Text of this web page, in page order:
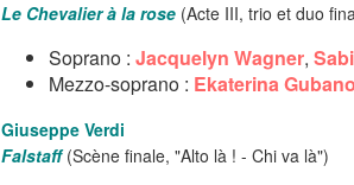
Le Chevalier à la rose (Acte III, trio et duo
Soprano : Jacquelyn Wagner,
Mezzo-soprano : Ekaterina
Giuseppe Verdi
Falstaff(Scène finale, "Alto là ! - Chi va là")